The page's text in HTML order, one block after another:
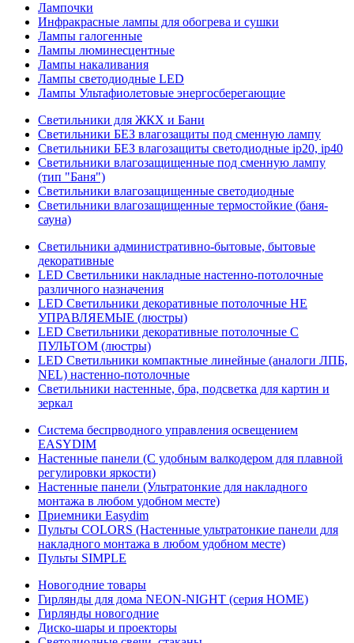
Лампочки
Инфракрасные лампы для обогрева и сушки
Лампы галогенные
Лампы люминесцентные
Лампы накаливания
Лампы светодиодные LED
Лампы Ультафиолетовые энергосберегающие
Светильники для ЖКХ и Бани
Светильники БЕЗ влагозащиты под сменную лампу
Светильники БЕЗ влагозащиты светодиодные ip20, ip40
Светильники влагозащищенные под сменную лампу
(тип "Баня")
Светильники влагозащищенные светодиодные
Светильники влагозащищенные термостойкие (баня-
сауна)
Светильники административно-бытовые, бытовые
декоративные
LED Cветильники накладные настенно-потолочные
различного назначения
LED Светильники декоративные потолочные НЕ
УПРАВЛЯЕМЫЕ (люстры)
LED Светильники декоративные потолочные С
ПУЛЬТОМ (люстры)
LED Светильники компактные линейные (аналоги ЛПБ,
NEL) настенно-потолочные
Светильники настенные, бра, подсветка для картин и
зеркал
Система беспрводного управления освещением
EASYDIM
Настенные панели (С удобным валкодером для плавной
регулировки яркости)
Настенные панели (Ультратонкие для накладного
монтажа в любом удобном месте)
Приемники Easydim
Пульты COLORS (Настенные ультратонкие панели для
накладного монтажа в любом удобном месте)
Пульты SIMPLE
Новогодние товары
Гирлянды для дома NEON-NIGHT (серия HOME)
Гирлянды новогодние
Диско-шары и проекторы